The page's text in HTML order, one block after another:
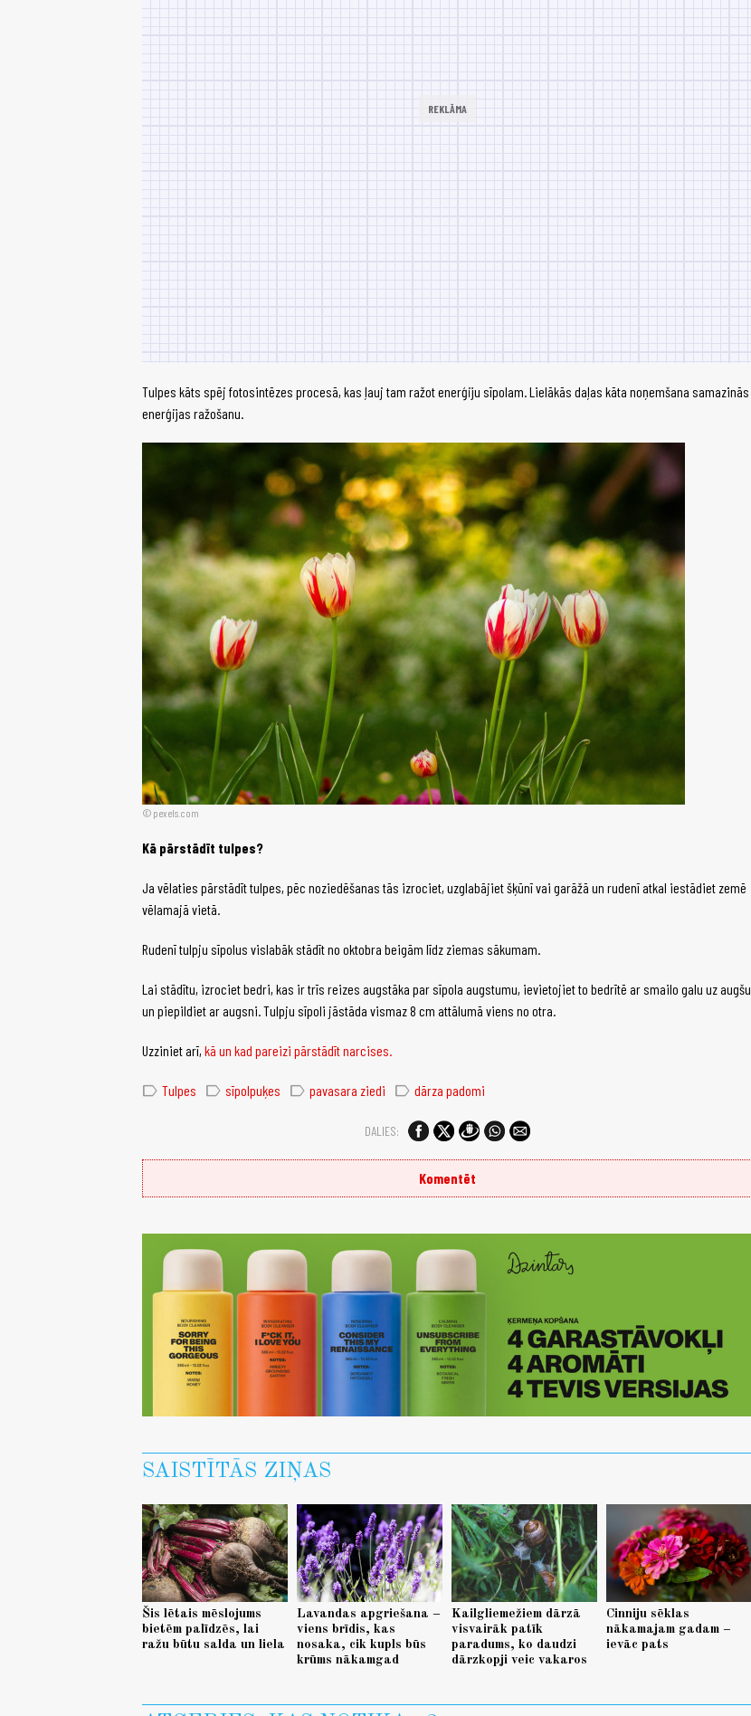
Tulpes kāts spēj fotosintēzes procesā, kas ļauj tam ražot enerģiju sīpolam. Lielākās daļas kāta noņemšana samazinās
enerģijas ražošanu.
pexels.com
Kā pārstādīt tulpes?
Ja vēlaties pārstādīt tulpes, pēc noziedēšanas tās izrociet, uzglabājiet šķūnī vai garāžā un rudenī atkal iestādiet zemē
vēlamajā vietā.
Rudenī tulpju sīpolus vislabāk stādīt no oktobra beigām līdz ziemas sākumam.
Lai stādītu, izrociet bedri, kas ir trīs reizes augstāka par sīpola augstumu, ievietojiet to bedrītē ar smailo galu uz augšu
un piepildiet ar augsni. Tulpju sīpoli jāstāda vismaz 8 cm attālumā viens no otra.
Uzziniet arī, kā un kad pareizi pārstādīt narcises.
label Tulpes label sīpolpuķes label pavasara ziedi label dārza padomi
DALIES:
Komentēt
SAISTĪTĀS ZIŅAS
Šis lētais mēslojums
bietēm palīdzēs, lai
ražu būtu salda un liela
Lavandas apgriešana –
viens brīdis, kas
nosaka, cik kupls būs
krūms nākamgad
Kailgliemežiem dārzā
visvairāk patīk
paradums, ko daudzi
dārzkopji veic vakaros
Cinniju sēklas
nākamajam gadam –
ievāc pats